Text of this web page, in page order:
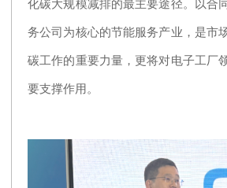
化碳大规模减排的最主要途径。以合
务公司为核心的节能服务产业，是市
碳工作的重要力量，更将对电子工厂
要支撑作用。